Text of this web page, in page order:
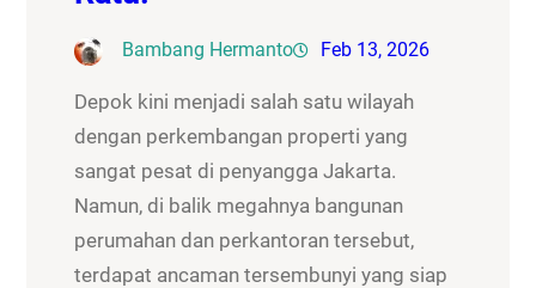
Bambang Hermanto Feb 13, 2026
Depok kini menjadi salah satu wilayah
dengan perkembangan properti yang
sangat pesat di penyangga Jakarta.
Namun, di balik megahnya bangunan
perumahan dan perkantoran tersebut,
terdapat ancaman tersembunyi yang siap